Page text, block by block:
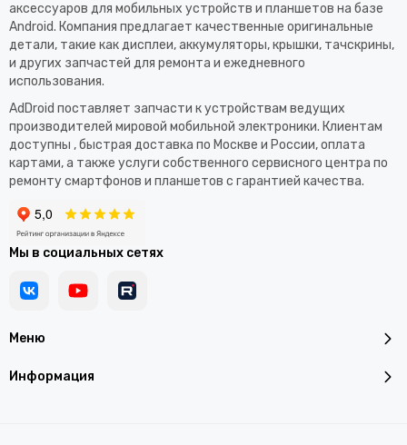
Меню
Информация
аксессуаров для мобильных устройств и планшетов на базе
Android. Компания предлагает качественные оригинальные
детали, такие как дисплеи, аккумуляторы, крышки, тачскрины,
и других запчастей для ремонта и ежедневного
использования.​
AdDroid поставляет запчасти к устройствам ведущих
производителей мировой мобильной электроники. Клиентам
доступны , быстрая доставка по Москве и России, оплата
картами, а также услуги собственного сервисного центра по
ремонту смартфонов и планшетов с гарантией качества.
Мы в социальных сетях